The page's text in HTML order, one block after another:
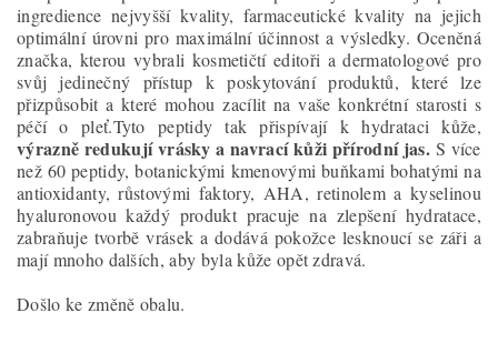
ingredience nejvyšší kvality, farmaceutické kvality na jejich
optimální úrovni pro maximální účinnost a výsledky. Oceněná
značka, kterou vybrali kosmetičtí editoři a dermatologové pro
svůj jedinečný přístup k poskytování produktů, které lze
přizpůsobit a které mohou zacílit na vaše konkrétní starosti s
péčí o pleť.Tyto peptidy tak přispívají k hydrataci kůže,
výrazně redukují vrásky a navrací kůži přírodní jas. S více
než 60 peptidy, botanickými kmenovými buňkami bohatými na
antioxidanty, růstovými faktory, AHA, retinolem a kyselinou
hyaluronovou každý produkt pracuje na zlepšení hydratace,
zabraňuje tvorbě vrásek a dodává pokožce lesknoucí se záři a
mají mnoho dalších, aby byla kůže opět zdravá.
Došlo ke změně obalu.